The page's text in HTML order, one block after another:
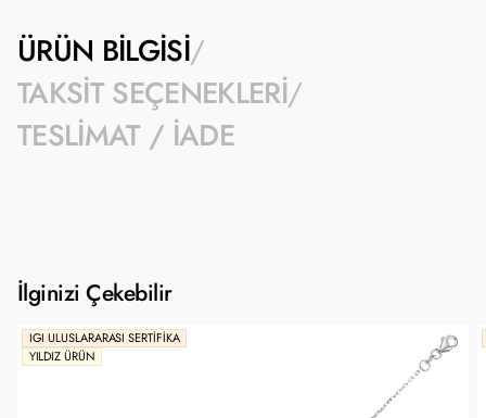
ÜRÜN BILGISI
TAKSIT SEÇENEKLERI
TESLIMAT / İADE
İlginizi Çekebilir
IGI ULUSLARARASI SERTIFIKA
YILDIZ ÜRÜN